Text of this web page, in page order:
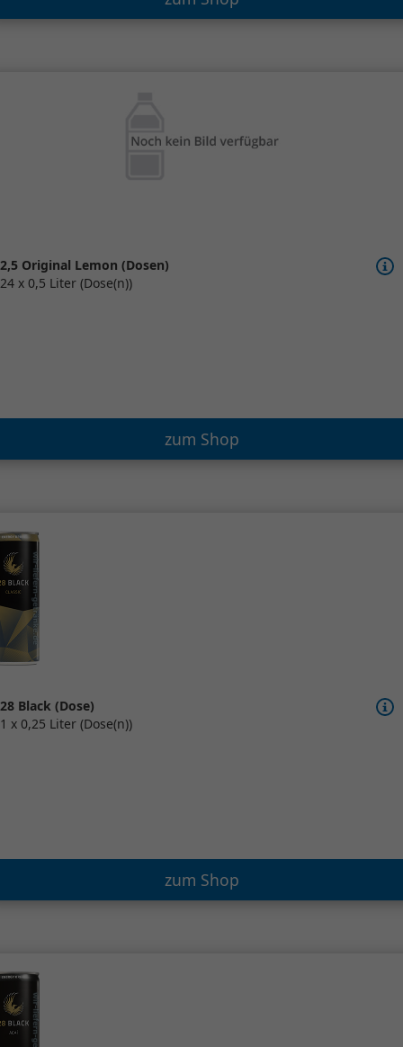
2,5 Original Lemon (Dosen)
24 x 0,5 Liter (Dose(n))
zum Shop
28 Black (Dose)
1 x 0,25 Liter (Dose(n))
zum Shop